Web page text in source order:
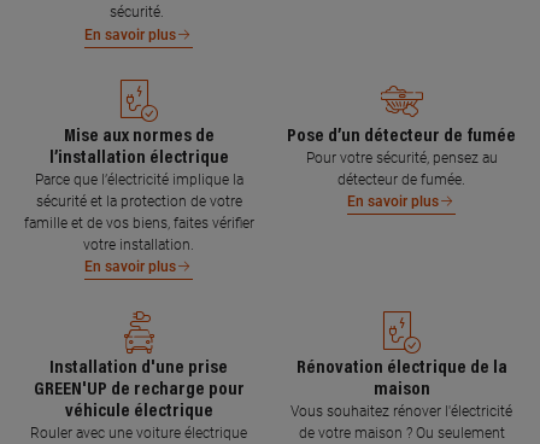
sécurité.
En savoir plus
Mise aux normes de
l’installation électrique
Parce que l’électricité implique la
sécurité et la protection de votre
famille et de vos biens, faites vérifier
votre installation.
En savoir plus
Pose d’un détecteur de fumée
Pour votre sécurité, pensez au
détecteur de fumée.
En savoir plus
Installation d'une prise
GREEN'UP de recharge pour
véhicule électrique
Rouler avec une voiture électrique
Rénovation électrique de la
maison
Vous souhaitez rénover l'électricité
de votre maison ? Ou seulement